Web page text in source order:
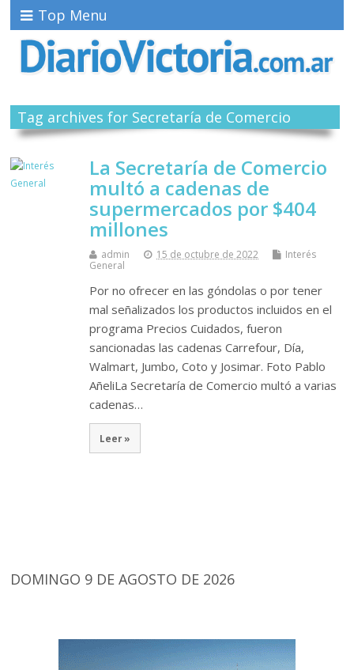
Top Menu
Tag archives for Secretaría de Comercio
La Secretaría de Comercio
multó a cadenas de
supermercados por $404
millones
admin 15 de octubre de 2022
Interés
General
Por no ofrecer en las góndolas o por tener
mal señalizados los productos incluidos en el
programa Precios Cuidados, fueron
sancionadas las cadenas Carrefour, Día,
Walmart, Jumbo, Coto y Josimar. Foto Pablo
AñeliLa Secretaría de Comercio multó a varias
cadenas…
Leer »
DOMINGO 9 DE AGOSTO DE 2026